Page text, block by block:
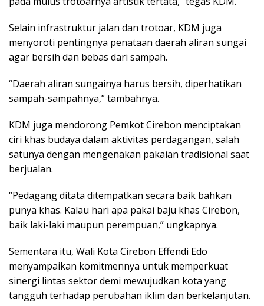
Selain infrastruktur jalan dan trotoar, KDM juga
menyoroti pentingnya penataan daerah aliran sungai
agar bersih dan bebas dari sampah.
“Daerah aliran sungainya harus bersih, diperhatikan
sampah-sampahnya,” tambahnya.
KDM juga mendorong Pemkot Cirebon menciptakan
ciri khas budaya dalam aktivitas perdagangan, salah
satunya dengan mengenakan pakaian tradisional saat
berjualan.
“Pedagang ditata ditempatkan secara baik bahkan
punya khas. Kalau hari apa pakai baju khas Cirebon,
baik laki-laki maupun perempuan,” ungkapnya.
Sementara itu, Wali Kota Cirebon Effendi Edo
menyampaikan komitmennya untuk memperkuat
sinergi lintas sektor demi mewujudkan kota yang
tangguh terhadap perubahan iklim dan berkelanjutan.